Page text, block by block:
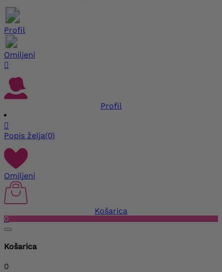
Profil
Omiljeni

Profil

Popis želja(0)
Omiljeni
Košarica
0
Košarica
0